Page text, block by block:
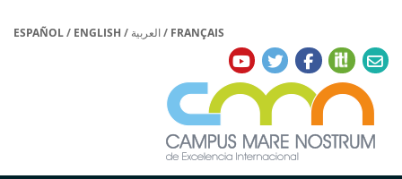
ESPAÑOL/ ENGLISH / العربية/ FRANÇAIS